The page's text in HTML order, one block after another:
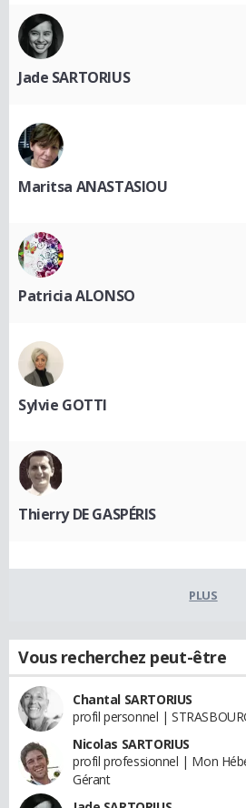
Jade SARTORIUS
Maritsa ANASTASIOU
Patricia ALONSO
Sylvie GOTTI
Thierry DE GASPÉRIS
PLUS
Vous recherchez peut-être
Chantal SARTORIUS
profil personnel |
Nicolas SARTORIUS
profil professionnel | Mon
Gérant